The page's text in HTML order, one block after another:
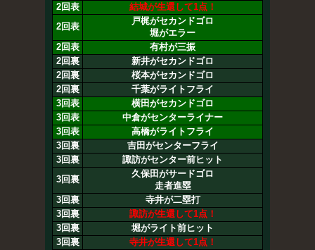
2回表
結城が生還して1点！
2回表
戸梶がセカンドゴロ
堀がエラー
2回表
有村が三振
2回裏
新井がセカンドゴロ
2回裏
桜本がセカンドゴロ
2回裏
千葉がライトフライ
3回表
横田がセカンドゴロ
3回表
中倉がセンターライナー
3回表
高橋がライトフライ
3回裏
吉田がセンターフライ
3回裏
諏訪がセンター前ヒット
3回裏
久保田がサードゴロ
走者進塁
3回裏
寺井が二塁打
3回裏
諏訪が生還して1点！
3回裏
堀がライト前ヒット
3回裏
寺井が生還して1点！